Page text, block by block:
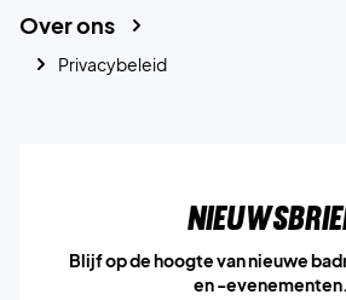
Over ons
Privacybeleid
Blijf op de hoogte van nieuwe
en -evenementen.